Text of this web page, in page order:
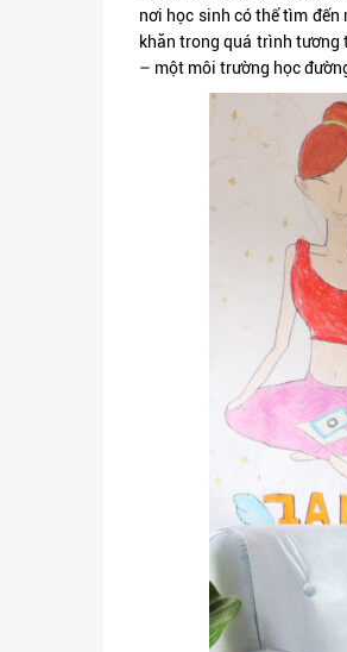
nơi học sinh có thể tìm
khăn trong quá trình tương
– một môi trường học